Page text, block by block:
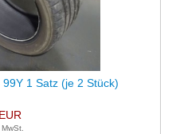
1 Satz (je 2 Stück)